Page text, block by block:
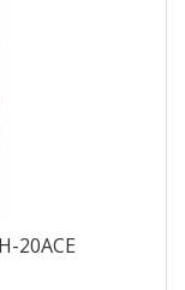
20ACE